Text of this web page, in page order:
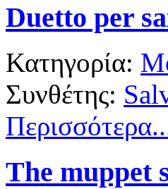
Duetto per
Κατηγορία:
Συνθέτης:
The muppet